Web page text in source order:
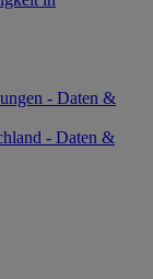
- Daten &
- Daten &